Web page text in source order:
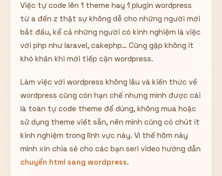
Đăng nhập
Bạn không có tài khoản?Đăng ký
Việc tự code lên 1 theme hay 1 plugin wordpress
từ a đến z thật sự không dễ cho những người mới
bắt đầu, kể cả những người có kinh nghiệm là việc
với php như laravel, cakephp… Cũng gặp không ít
khó khăn khi mới tiếp cận wordpress.
Làm việc với wordpress không lâu và kiến thức về
wordpress cũng còn hạn chế nhưng mình được cái
là toàn tự code theme để dùng, không mua hoặc
sử dụng theme viết sẵn, nên mình cũng có chút ít
kinh nghiệm trong lĩnh vực này. Vì thế hôm này
mình xin chia sẻ cho các bạn seri video hướng dẫn
chuyển html sang wordpress.